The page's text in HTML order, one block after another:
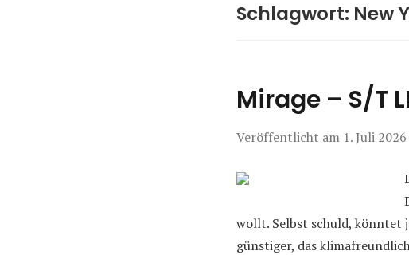
Schlagwort: New
Mirage – S/T
Veröffentlicht am 1. Juli 2026
wollt. Selbst schuld, könntet
günstiger, das